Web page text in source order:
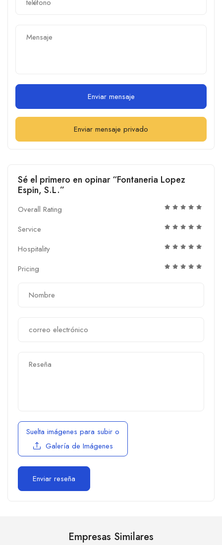
Enviar mensaje
Enviar mensaje privado
Sé el primero en opinar “Fontaneria Lopez
Espin, S.L.”
Overall Rating
Service
Hospitality
Pricing
Suelta imágenes para subir o
Galería de Imágenes
Empresas Similares